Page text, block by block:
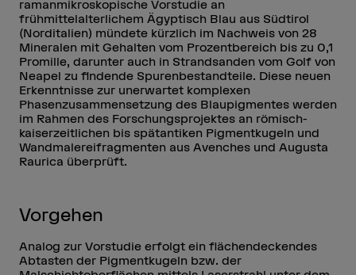
ramanmikroskopische Vorstudie an
frühmittelalterlichem Ägyptisch Blau aus Südtirol
(Norditalien) mündete kürzlich im Nachweis von 28
Mineralen mit Gehalten vom Prozentbereich bis zu 0,1
Promille, darunter auch in Strandsanden vom Golf von
Neapel zu findende Spurenbestandteile. Diese neuen
Erkenntnisse zur unerwartet komplexen
Phasenzusammensetzung des Blaupigmentes werden
im Rahmen des Forschungsprojektes an römisch-
kaiserzeitlichen bis spätantiken Pigmentkugeln und
Wandmalereifragmenten aus Avenches und Augusta
Raurica überprüft.
Vorgehen
Analog zur Vorstudie erfolgt ein flächendeckendes
Abtasten der Pigmentkugeln bzw. der